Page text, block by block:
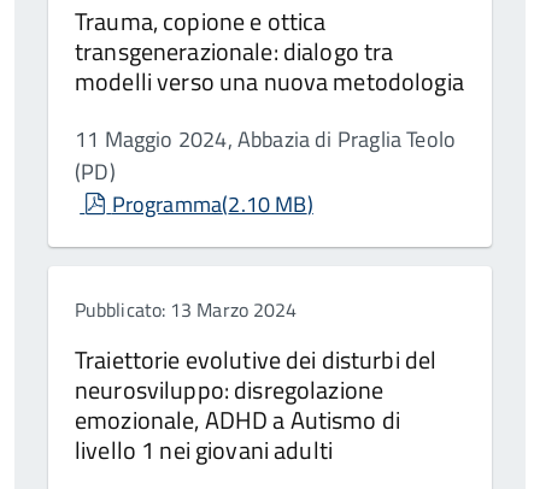
Trauma, copione e ottica
transgenerazionale: dialogo tra
modelli verso una nuova metodologia
11 Maggio 2024, Abbazia di Praglia Teolo
(PD)
pdf
Programma(2.10 MB)
Pubblicato: 13 Marzo 2024
Traiettorie evolutive dei disturbi del
neurosviluppo: disregolazione
emozionale, ADHD a Autismo di
livello 1 nei giovani adulti